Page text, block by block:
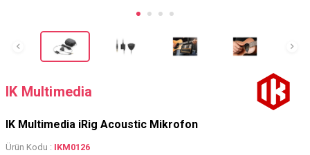
IK Multimedia
IK Multimedia iRig Acoustic Mikrofon
Ürün Kodu : IKM0126